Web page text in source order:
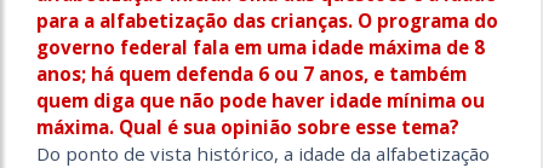
para a alfabetização das crianças. O programa do
governo federal fala em uma idade máxima de 8
anos; há quem defenda 6 ou 7 anos, e também
quem diga que não pode haver idade mínima ou
máxima. Qual é sua opinião sobre esse tema?
Do ponto de vista histórico, a idade da alfabetização